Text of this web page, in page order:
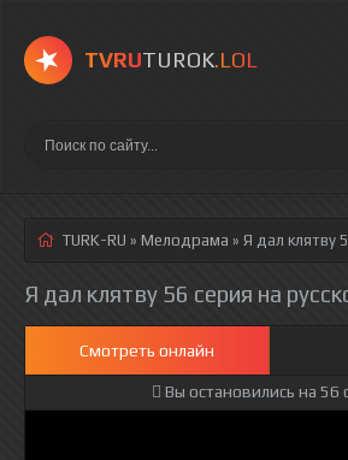
TVRUTUROK.LOL
TURK-RU » Мелодрама » Я дал клятву
Я дал клятву 56 серия на
Смотреть онлайн
Вы остановились на 56